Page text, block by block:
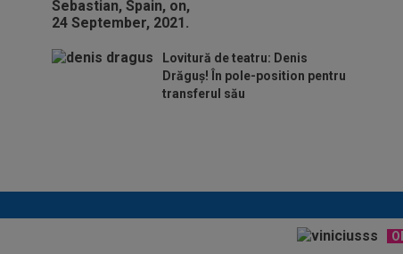
Lovitură de teatru: Denis
Drăguș! În pole-position pentru
transferul său